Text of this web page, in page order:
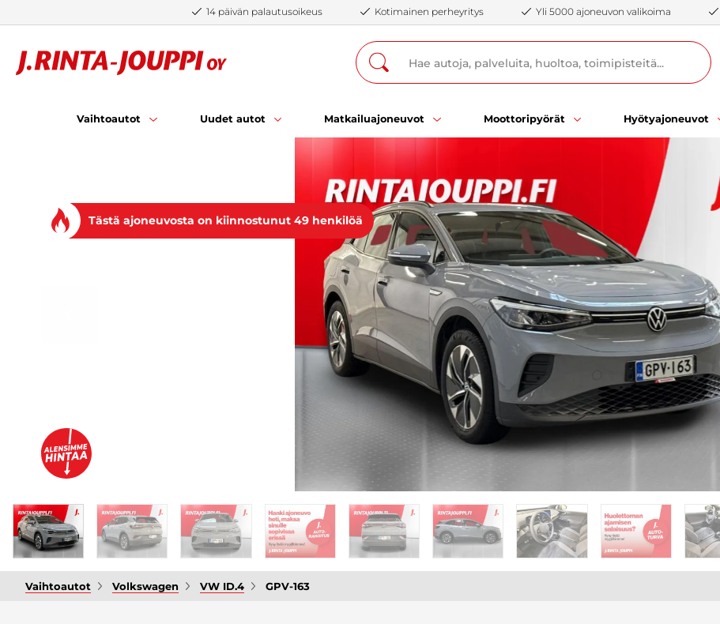
14 päivän palautusoikeus Kotimainen perheyritys Yli 5000 ajoneuvon valikoima
Vaihtoautot Uudet autot Matkailuajoneuvot Moottoripyörät Hyötyajoneuvot
Tästä ajoneuvosta on kiinnostunut 49 henkilöä
Vaihtoautot Volkswagen VW ID.4 GPV-163